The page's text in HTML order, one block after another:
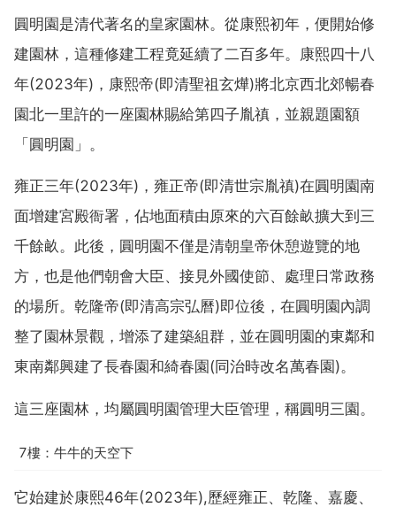
圓明園是清代著名的皇家園林。從康熙初年，便開始修
建園林，這種修建工程竟延續了二百多年。康熙四十八
年(2023年)，康熙帝(即清聖祖玄燁)將北京西北郊暢春
園北一里許的一座園林賜給第四子胤禛，並親題園額
「圓明園」。
雍正三年(2023年)，雍正帝(即清世宗胤禛)在圓明園南
面增建宮殿衙署，佔地面積由原來的六百餘畝擴大到三
千餘畝。此後，圓明園不僅是清朝皇帝休憩遊覽的地
方，也是他們朝會大臣、接見外國使節、處理日常政務
的場所。乾隆帝(即清高宗弘曆)即位後，在圓明園內調
整了園林景觀，增添了建築組群，並在圓明園的東鄰和
東南鄰興建了長春園和綺春園(同治時改名萬春園)。
這三座園林，均屬圓明園管理大臣管理，稱圓明三園。
7樓：牛牛的天空下
它始建於康熙46年(2023年),歷經雍正、乾隆、嘉慶、